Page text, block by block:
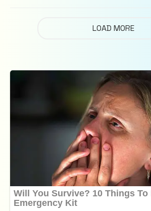
LOAD MORE